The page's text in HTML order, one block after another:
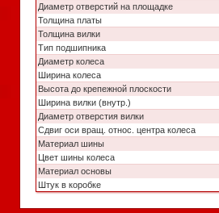
Диаметр отверстий на площадке
Толщина платы
Толщина вилки
Тип подшипника
Диаметр колеса
Ширина колеса
Высота до крепежной плоскости
Ширина вилки (внутр.)
Диаметр отверстия вилки
Сдвиг оси вращ. относ. центра колеса
Материал шины
Цвет шины колеса
Материал основы
Штук в коробке